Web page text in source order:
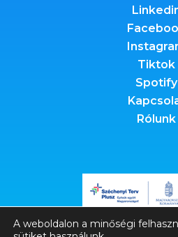
Tiktok
Spotify
Rólunk
A weboldalon a minőségi